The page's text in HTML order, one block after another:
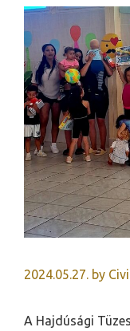
2024.05.27. by
A Hajdúsági